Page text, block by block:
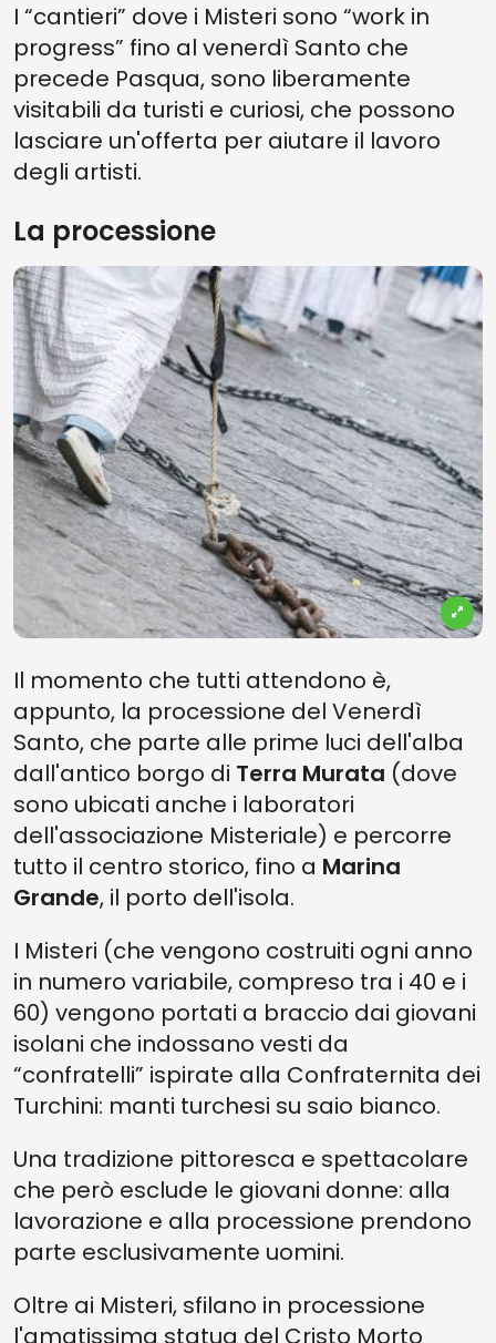
I “cantieri” dove i Misteri sono “work in
progress” fino al venerdì Santo che
precede Pasqua, sono liberamente
visitabili da turisti e curiosi, che possono
lasciare un'offerta per aiutare il lavoro
degli artisti.
La processione
Il momento che tutti attendono è,
appunto, la processione del Venerdì
Santo, che parte alle prime luci dell'alba
dall'antico borgo di Terra Murata (dove
sono ubicati anche i laboratori
dell'associazione Misteriale) e percorre
tutto il centro storico, fino a Marina
Grande, il porto dell'isola.
I Misteri (che vengono costruiti ogni anno
in numero variabile, compreso tra i 40 e i
60) vengono portati a braccio dai giovani
isolani che indossano vesti da
“confratelli” ispirate alla Confraternita dei
Turchini: manti turchesi su saio bianco.
Una tradizione pittoresca e spettacolare
che però esclude le giovani donne: alla
lavorazione e alla processione prendono
parte esclusivamente uomini.
Oltre ai Misteri, sfilano in processione
l'amatissima statua del Cristo Morto